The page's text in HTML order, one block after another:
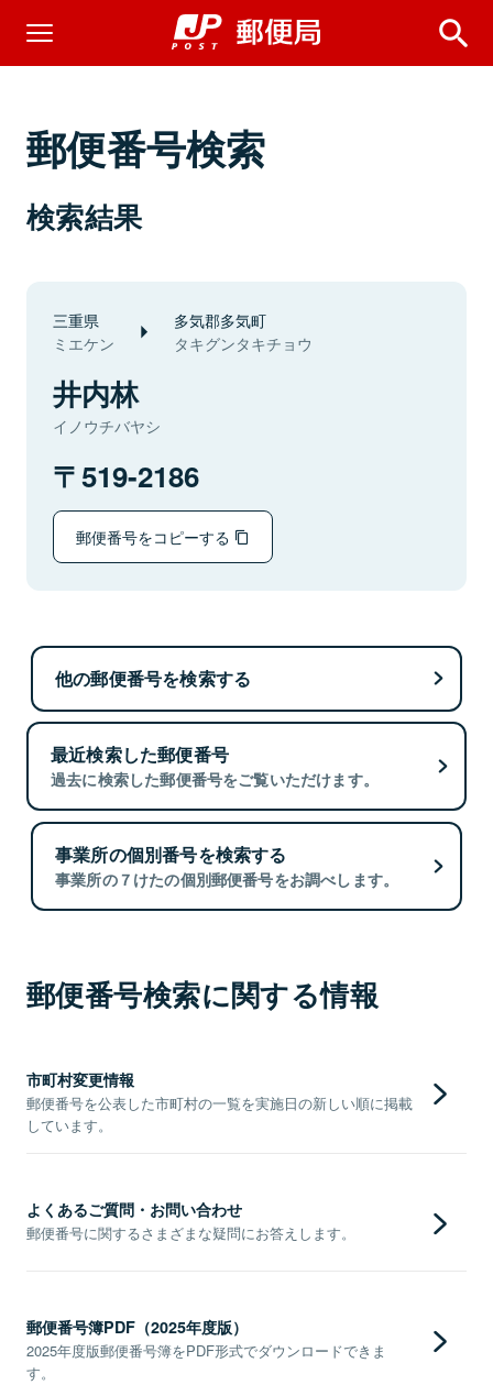
郵便番号検索
検索結果
三重県
ミエケン
多気郡多気町
タキグンタキチョウ
井内林
イノウチバヤシ
519-2186
郵便番号をコピーする
他の郵便番号を検索する
最近検索した郵便番号
過去に検索した郵便番号をご覧いただけます。
事業所の個別番号を検索する
事業所の７けたの個別郵便番号をお調べします。
郵便番号検索に関する情報
市町村変更情報
郵便番号を公表した市町村の一覧を実施日の新しい順に掲載
しています。
よくあるご質問・お問い合わせ
郵便番号に関するさまざまな疑問にお答えします。
郵便番号簿PDF（2025年度版）
2025年度版郵便番号簿をPDF形式でダウンロードできま
す。